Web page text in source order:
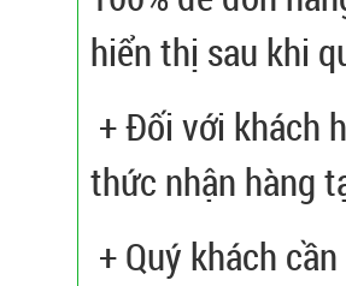
hiển thị sau khi
+ Đối với khách
thức nhận hàng
+ Quý khách